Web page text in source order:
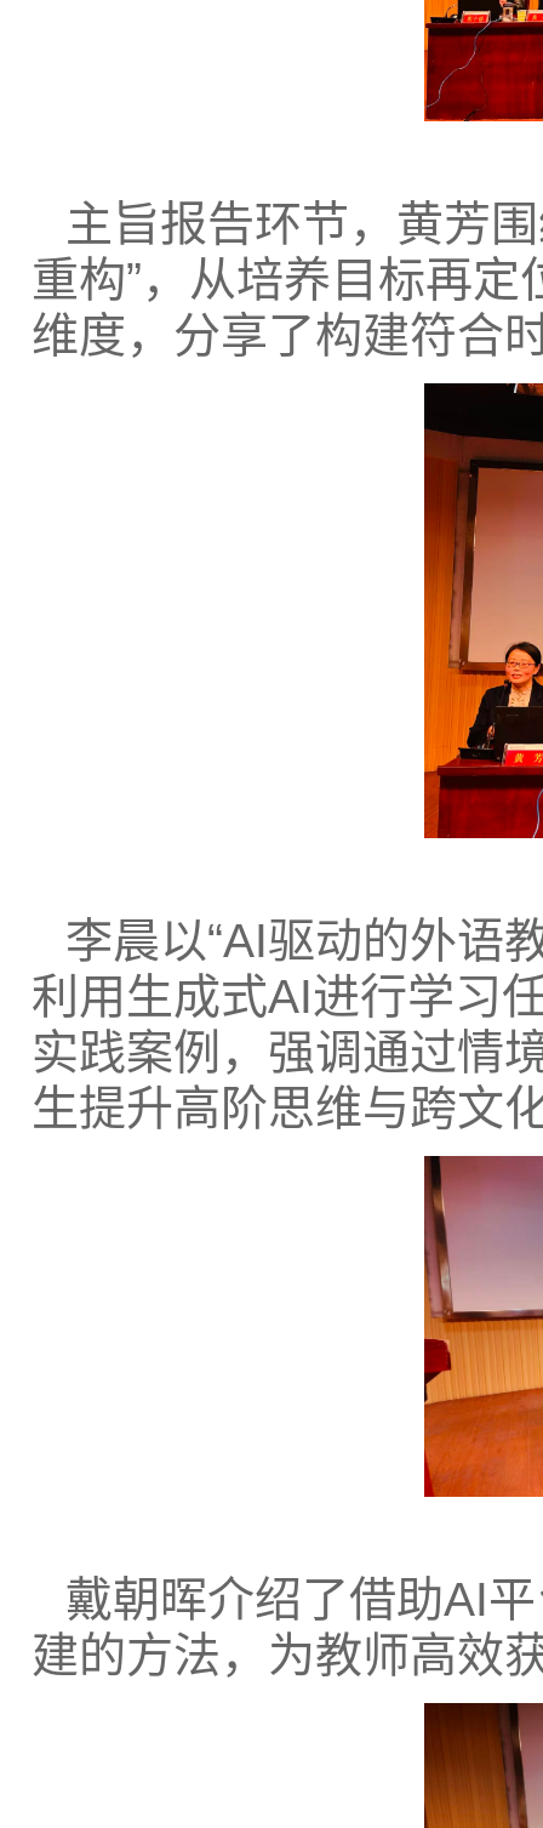
主旨报告环节，黄芳
重构”，从培养目标再
维度，分享了构建符合
李晨以“AI驱动的外语
利用生成式AI进行学习
实践案例，强调通过情
生提升高阶思维与跨文
戴朝晖介绍了借助AI
建的方法，为教师高效